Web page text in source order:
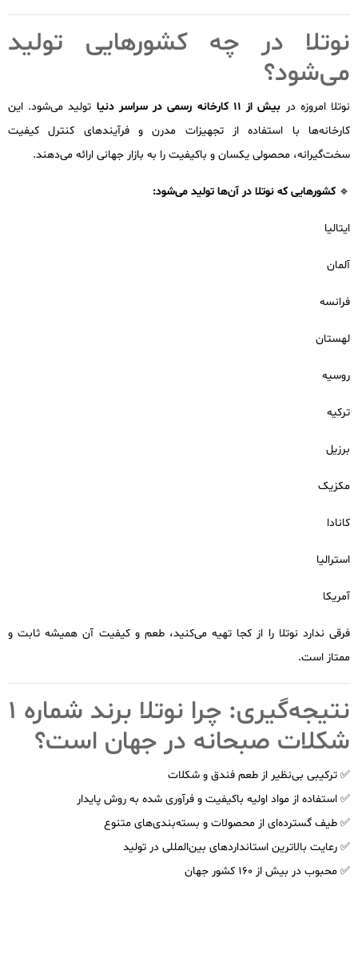
نوتلا در چه کشورهایی تولید
می‌شود؟
نوتلا امروزه در بیش از 11 کارخانه رسمی در سراسر دنیا
تولید می‌شود. این
کارخانه‌ها با استفاده از تجهیزات مدرن و فرآیندهای کنترل کیفیت
سخت‌گیرانه، محصولی یکسان و باکیفیت را به بازار جهانی ارائه می‌دهند.
🔹 کشورهایی که نوتلا در آن‌ها تولید می‌شود:
ایتالیا
آلمان
فرانسه
لهستان
روسیه
ترکیه
برزیل
مکزیک
کانادا
استرالیا
آمریکا
فرقی ندارد نوتلا را از کجا تهیه می‌کنید، طعم و کیفیت آن همیشه ثابت و
ممتاز است.
نتیجه‌گیری: چرا نوتلا برند شماره ۱
شکلات صبحانه در جهان است؟
✅ ترکیبی بی‌نظیر از طعم فندق و شکلات
✅ استفاده از مواد اولیه باکیفیت و فرآوری شده به روش پایدار
✅ طیف گسترده‌ای از محصولات و بسته‌بندی‌های متنوع
✅ رعایت بالاترین استانداردهای بین‌المللی در تولید
✅ محبوب در بیش از 160 کشور جهان